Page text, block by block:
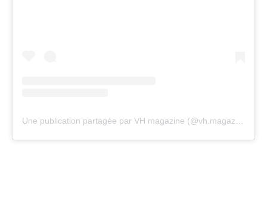
Une publication partagée par VH magazine (@vh.magazine)